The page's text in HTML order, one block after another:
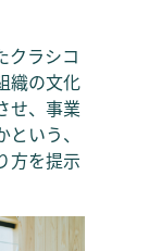
クラシコ
織の文化
せ、事業
いう、
方を提示